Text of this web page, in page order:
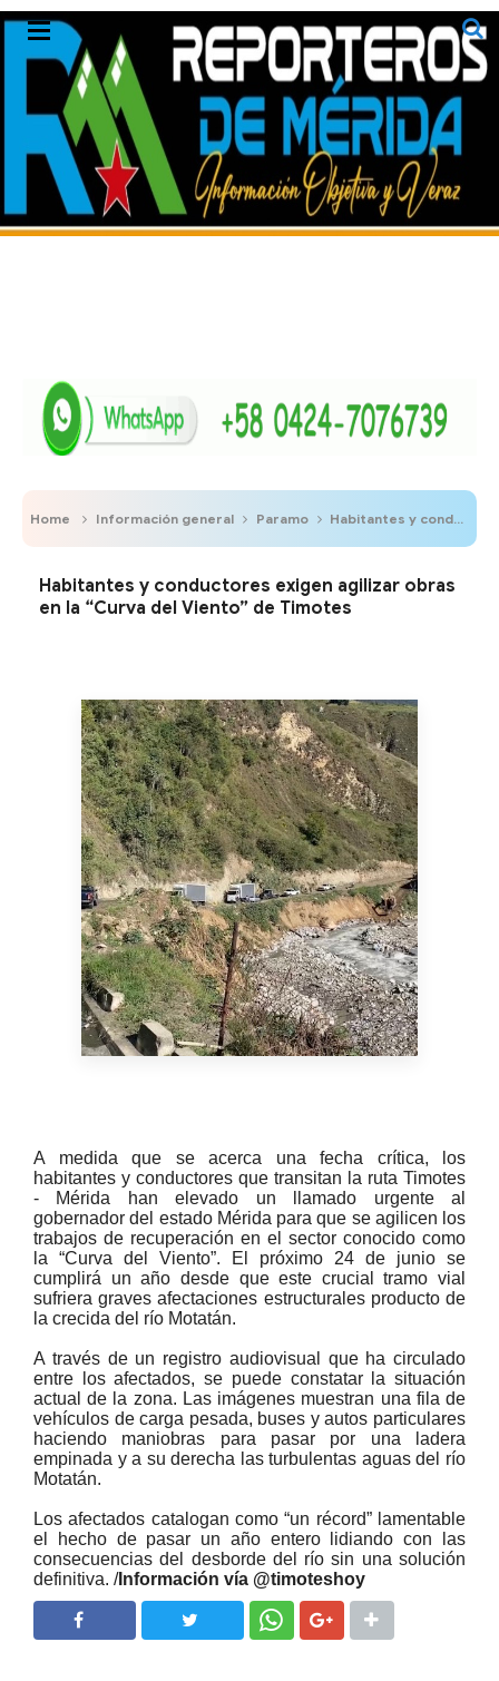
Home Información general Paramo Habitantes y conductores exigen agilizar obras en la “Curva del Viento” de Timotes
Habitantes y conductores exigen agilizar obras
en la “Curva del Viento” de Timotes
A medida que se acerca una fecha crítica, los
habitantes y conductores que transitan la ruta Timotes
- Mérida han elevado un llamado urgente al
gobernador del estado Mérida para que se agilicen los
trabajos de recuperación en el sector conocido como
la “Curva del Viento”. El próximo 24 de junio se
cumplirá un año desde que este crucial tramo vial
sufriera graves afectaciones estructurales producto de
la crecida del río Motatán.
A través de un registro audiovisual que ha circulado
entre los afectados, se puede constatar la situación
actual de la zona. Las imágenes muestran una fila de
vehículos de carga pesada, buses y autos particulares
haciendo maniobras para pasar por una ladera
empinada y a su derecha las turbulentas aguas del río
Motatán.
Los afectados catalogan como “un récord” lamentable
el hecho de pasar un año entero lidiando con las
consecuencias del desborde del río sin una solución
definitiva. /Información vía @timoteshoy